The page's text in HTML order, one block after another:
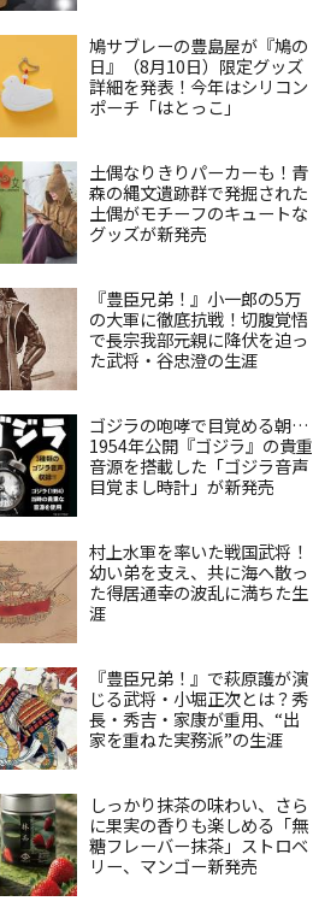
鳩サブレーの豊島屋が『鳩の
日』（8月10日）限定グッズ
詳細を発表！今年はシリコン
ポーチ「はとっこ」
土偶なりきりパーカーも！青
森の縄文遺跡群で発掘された
土偶がモチーフのキュートな
グッズが新発売
『豊臣兄弟！』小一郎の5万
の大軍に徹底抗戦！切腹覚悟
で長宗我部元親に降伏を迫っ
た武将・谷忠澄の生涯
ゴジラの咆哮で目覚める朝…
1954年公開『ゴジラ』の貴重
音源を搭載した「ゴジラ音声
目覚まし時計」が新発売
村上水軍を率いた戦国武将！
幼い弟を支え、共に海へ散っ
た得居通幸の波乱に満ちた生
涯
『豊臣兄弟！』で萩原護が演
じる武将・小堀正次とは？秀
長・秀吉・家康が重用、“出
家を重ねた実務派”の生涯
しっかり抹茶の味わい、さら
に果実の香りも楽しめる「無
糖フレーバー抹茶」ストロベ
リー、マンゴー新発売